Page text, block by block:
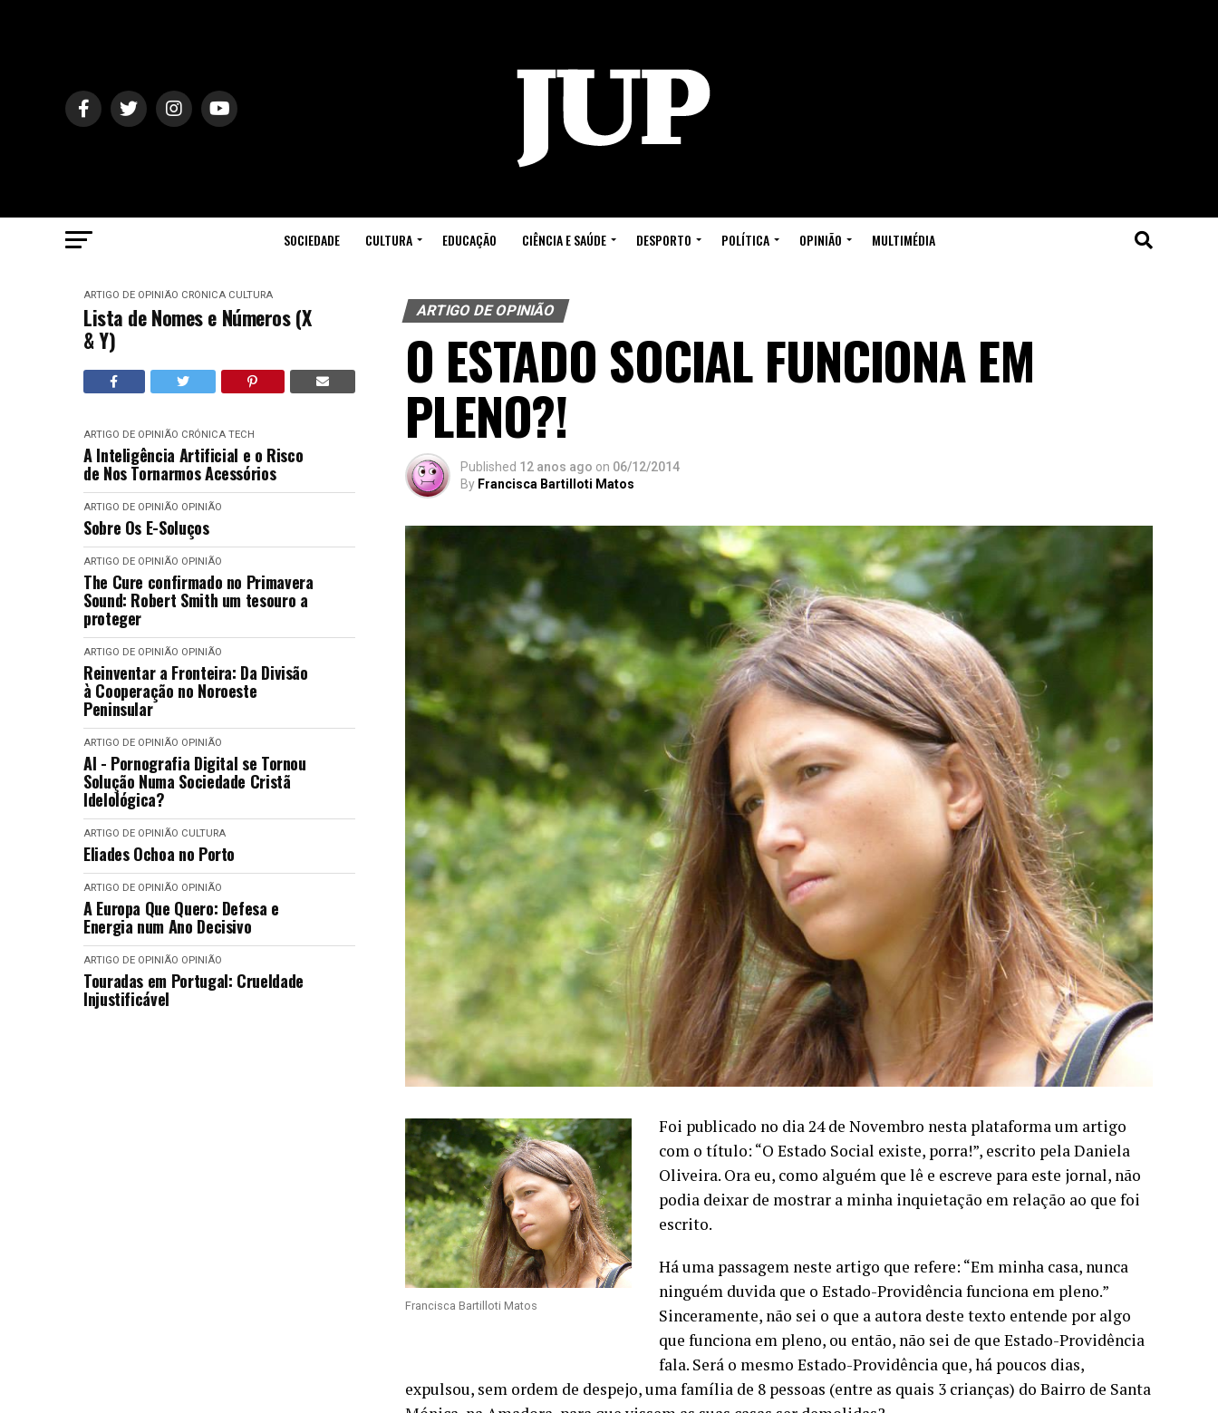
SOCIEDADE CULTURA EDUCAÇÃO CIÊNCIA E SAÚDE DESPORTO POLÍTICA OPINIÃO MULTIMÉDIA
ARTIGO DE OPINIÃO CRÓNICA CULTURA
Lista de Nomes e Números (X
& Y)
ARTIGO DE OPINIÃO CRÓNICA TECH
A Inteligência Artificial e o Risco
de Nos Tornarmos Acessórios
ARTIGO DE OPINIÃO OPINIÃO
Sobre Os E-Soluços
ARTIGO DE OPINIÃO OPINIÃO
The Cure confirmado no Primavera
Sound: Robert Smith um tesouro a
proteger
ARTIGO DE OPINIÃO OPINIÃO
Reinventar a Fronteira: Da Divisão
à Cooperação no Noroeste
Peninsular
ARTIGO DE OPINIÃO OPINIÃO
AI - Pornografia Digital se Tornou
Solução Numa Sociedade Cristã
Idelológica?
ARTIGO DE OPINIÃO CULTURA
Eliades Ochoa no Porto
ARTIGO DE OPINIÃO OPINIÃO
A Europa Que Quero: Defesa e
Energia num Ano Decisivo
ARTIGO DE OPINIÃO OPINIÃO
Touradas em Portugal: Crueldade
Injustificável
ARTIGO DE OPINIÃO
O ESTADO SOCIAL FUNCIONA EM
PLENO?!
Published 12 anos ago on 06/12/2014
By Francisca Bartilloti Matos
Francisca Bartilloti Matos
Foi publicado no dia 24 de Novembro nesta plataforma um artigo
com o título: “O Estado Social existe, porra!”, escrito pela Daniela
Oliveira. Ora eu, como alguém que lê e escreve para este jornal, não
podia deixar de mostrar a minha inquietação em relação ao que foi
escrito.
Há uma passagem neste artigo que refere: “Em minha casa, nunca
ninguém duvida que o Estado-Providência funciona em pleno.”
Sinceramente, não sei o que a autora deste texto entende por algo
que funciona em pleno, ou então, não sei de que Estado-Providência
fala. Será o mesmo Estado-Providência que, há poucos dias,
expulsou, sem ordem de despejo, uma família de 8 pessoas (entre as quais 3 crianças) do Bairro de Santa